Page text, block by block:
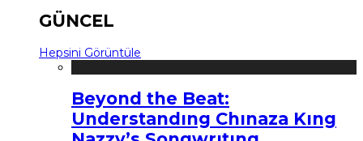
GÜNCEL
Hepsini Görüntüle
Beyond the Beat:
Understandıng Chınaza Kıng